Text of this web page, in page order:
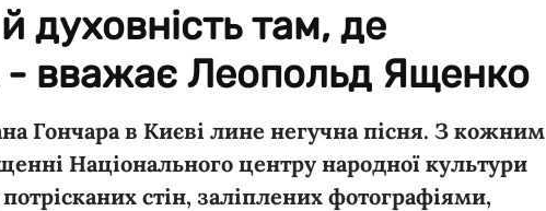
духовність там, де
- вважає Леопольд Ященко
Гончара в Києві лине негучна пісня. З кожним
Національного центру народної культури
стін, заліплених фотографіями,